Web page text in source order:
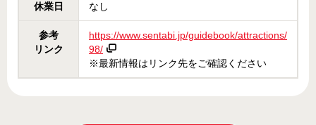
休業日 なし
参考
リンク
https://www.sentabi.jp/guidebook/attractions/
98/
※最新情報はリンク先をご確認ください